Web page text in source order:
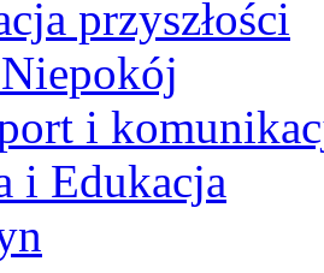
przyszłości
i
i Edukacja